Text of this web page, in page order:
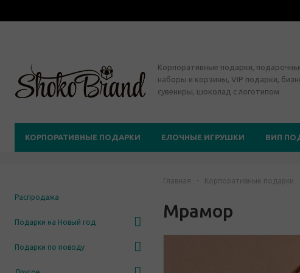
Корпоративные подарки,
наборы и корзины, VIP подарки,
сувениры, шоколад с логотипом
КОРПОРАТИВНЫЕ ПОДАРКИ ЕЛОЧНЫЕ ИГРУШКИ ВИП
Распродажа
Подарки на Новый год
Подарки по поводу
Главная - Корпоративные подарки
Мрамор